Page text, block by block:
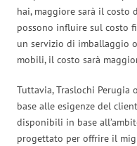
hai, maggiore sarà il costo
possono influire sul costo
un servizio di imballaggio
mobili, il costo sarà
Tuttavia, Traslochi
base alle esigenze del
disponibili in base
progettato per offrire il